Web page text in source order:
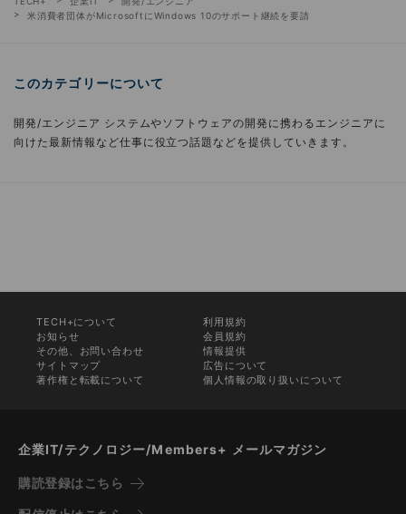
米消費者団体がMicrosoftにWindows 10のサポート継続を要請
このカテゴリーについて
開発/エンジニア システムやソフトウェアの開発に携わるエンジニアに
向けた最新情報など仕事に役立つ話題などを提供していきます。
TECH+について
利用規約
お知らせ
会員規約
その他、お問い合わせ
情報提供
サイトマップ
広告について
著作権と転載について
個人情報の取り扱いについて
企業IT/テクノロジー/Members+ メールマガジン
購読登録はこちら